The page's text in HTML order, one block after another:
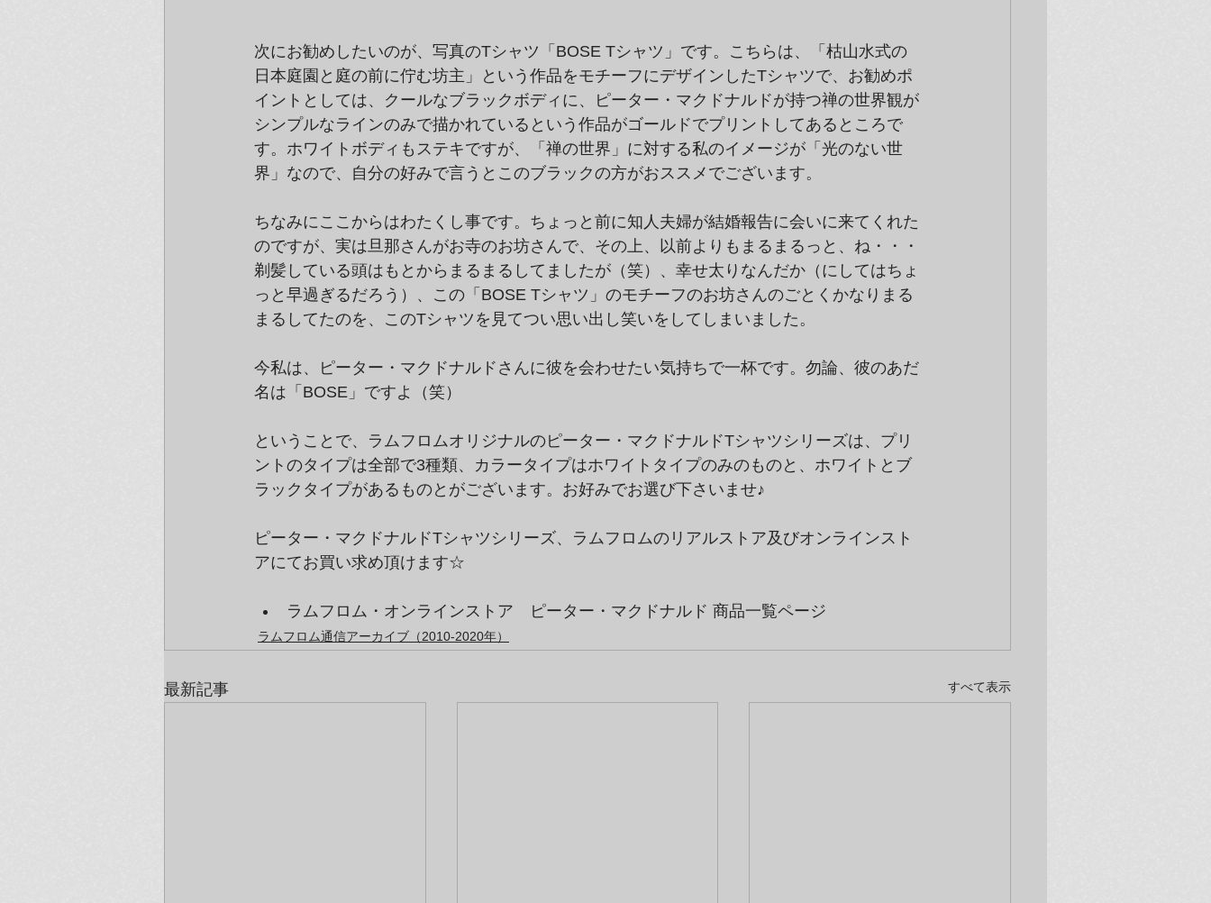
次にお勧めしたいのが、写真のTシャツ「BOSE Tシャツ」です。こちらは、「枯山水式の
日本庭園と庭の前に佇む坊主」という作品をモチーフにデザインしたTシャツで、お勧めポ
イントとしては、クールなブラックボディに、ピーター・マクドナルドが持つ禅の世界観が
シンプルなラインのみで描かれているという作品がゴールドでプリントしてあるところで
す。ホワイトボディもステキですが、「禅の世界」に対する私のイメージが「光のない世
界」なので、自分の好みで言うとこのブラックの方がおススメでございます。
ちなみにここからはわたくし事です。ちょっと前に知人夫婦が結婚報告に会いに来てくれた
のですが、実は旦那さんがお寺のお坊さんで、その上、以前よりもまるまるっと、ね・・・
剃髪している頭はもとからまるまるしてましたが（笑）、幸せ太りなんだか（にしてはちょ
っと早過ぎるだろう）、この「BOSE Tシャツ」のモチーフのお坊さんのごとくかなりまる
まるしてたのを、このTシャツを見てつい思い出し笑いをしてしまいました。
今私は、ピーター・マクドナルドさんに彼を会わせたい気持ちで一杯です。勿論、彼のあだ
名は「BOSE」ですよ（笑）
ということで、ラムフロムオリジナルのピーター・マクドナルドTシャツシリーズは、プリ
ントのタイプは全部で3種類、カラータイプはホワイトタイプのみのものと、ホワイトとブ
ラックタイプがあるものとがございます。お好みでお選び下さいませ♪
ピーター・マクドナルドTシャツシリーズ、ラムフロムのリアルストア及びオンラインスト
アにてお買い求め頂けます☆
ラムフロム・オンラインストア　ピーター・マクドナルド 商品一覧ページ
ラムフロム通信アーカイブ（2010-2020年）
最新記事 すべて表示